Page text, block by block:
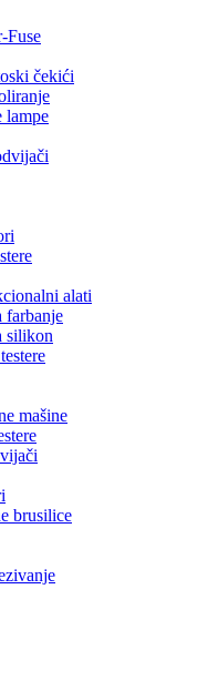
Fuse
čekići
lampe
alati
farbanje
silikon
mašine
brusilice